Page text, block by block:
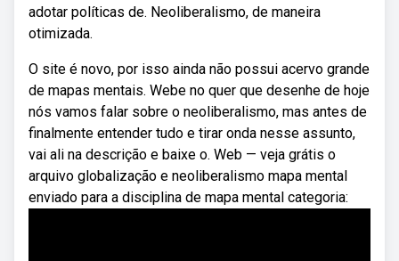
adotar políticas de. Neoliberalismo, de maneira
otimizada.
O site é novo, por isso ainda não possui acervo grande
de mapas mentais. Webe no quer que desenhe de hoje
nós vamos falar sobre o neoliberalismo, mas antes de
finalmente entender tudo e tirar onda nesse assunto,
vai ali na descrição e baixe o. Web — veja grátis o
arquivo globalização e neoliberalismo mapa mental
enviado para a disciplina de mapa mental categoria: